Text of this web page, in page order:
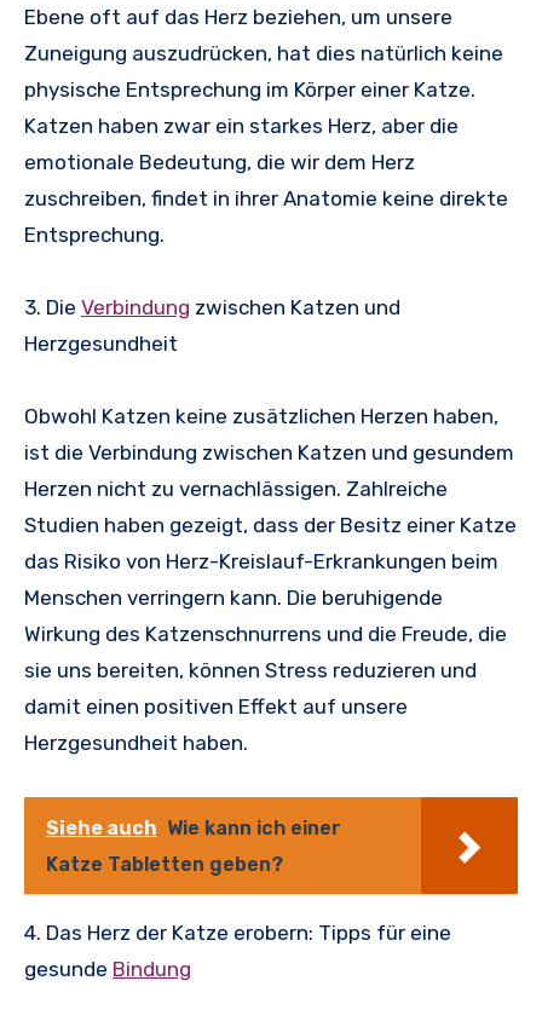
Ebene oft auf das Herz beziehen, um unsere
Zuneigung auszudrücken, hat dies natürlich keine
physische Entsprechung im Körper einer Katze.
Katzen haben zwar ein starkes Herz, aber die
emotionale Bedeutung, die wir dem Herz
zuschreiben, findet in ihrer Anatomie keine direkte
Entsprechung.
3. Die Verbindung zwischen Katzen und
Herzgesundheit
Obwohl Katzen keine zusätzlichen Herzen haben,
ist die Verbindung zwischen Katzen und gesundem
Herzen nicht zu vernachlässigen. Zahlreiche
Studien haben gezeigt, dass der Besitz einer Katze
das Risiko von Herz-Kreislauf-Erkrankungen beim
Menschen verringern kann. Die beruhigende
Wirkung des Katzenschnurrens und die Freude, die
sie uns bereiten, können Stress reduzieren und
damit einen positiven Effekt auf unsere
Herzgesundheit haben.
Siehe auch Wie kann ich einer
Katze Tabletten geben?
4. Das Herz der Katze erobern: Tipps für eine
gesunde Bindung